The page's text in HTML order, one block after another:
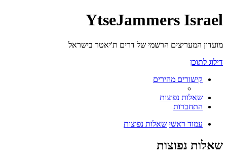
YtseJammers Israel
מועדון המעריצים הרשמי של דרים ת'יאטר בישראל
דילוג לתוכן
קישורים מהירים
שאלות נפוצות
התחברות
עמוד ראשי שאלות נפוצות
שאלות נפוצות